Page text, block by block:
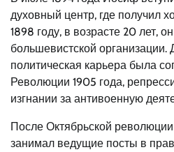
духовный центр, где получил
1898 году, в возрасте 20 лет,
большевистской
политическая карьера была
Революции 1905 года,
изгнании за антивоенную
После Октябрьской революции
занимал ведущие посты в